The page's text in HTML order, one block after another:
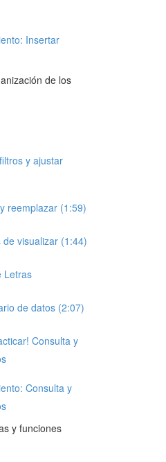
Insertar
de los
y ajustar
reemplazar (1:59)
visualizar (1:44)
Letras
de datos (2:07)
Consulta y
Consulta y
y funciones